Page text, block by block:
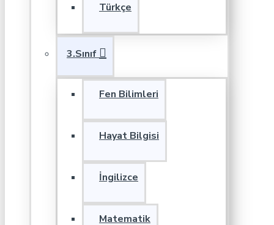
Türkçe
3.Sınıf
Fen Bilimleri
Hayat Bilgisi
İngilizce
Matematik